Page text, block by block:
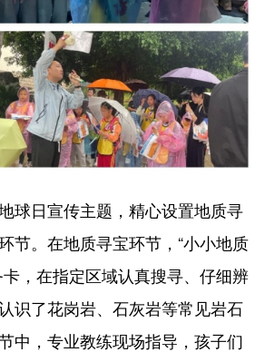
甘肃 青海 宁夏
内蒙古 黑龙江
Español Français عربى
球日宣传主题，精心设置地质寻
节。在地质寻宝环节， “小小地质
，在指定区域认真搜寻、仔细辨
识了花岗岩、石灰岩等常见岩石
中，专业教练现场指导，孩子们